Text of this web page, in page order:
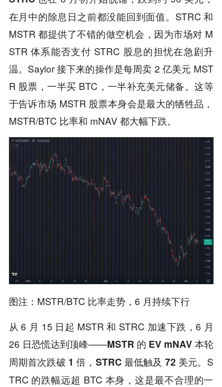
在月中的除息日之前都没能回到面值。STRC 和
MSTR 都提供了不错的做空机会，因为市场对 M
STR 体系能否支付 STRC 股息的担忧在急剧升
温。Saylor 接下来的操作是每周卖 2 亿美元 MST
R 股票，一半买 BTC，一半补充美元储备。这等
于告诉市场 MSTR 股票本身会是最大的牺牲品，
MSTR/BTC 比率和 mNAV 都大幅下跌。
图注：MSTR/BTC 比率走势，6 月持续下行
从 6 月 15 日起 MSTR 和 STRC 加速下跌，6 月
26 日恐慌达到顶峰——MSTR 的 EV mNAV 本轮
周期首次跌破 1 倍 ， STRC 最低触及 72 美元。S
TRC 的跌幅远超 BTC 本身，这是最不合理的一